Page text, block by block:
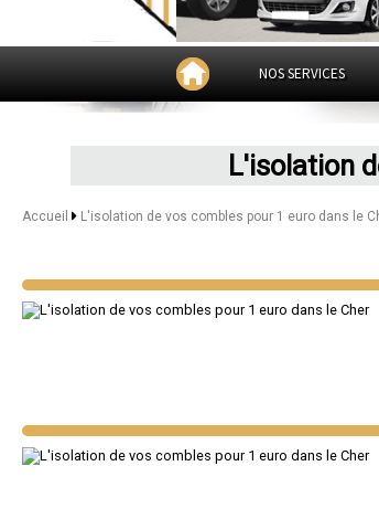
NOS SERVICES
L'isolation
Accueil L'isolation de vos combles pour 1 euro dans le